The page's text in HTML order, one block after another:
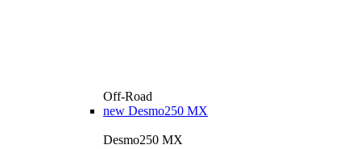
Off-Road
new Desmo250 MX
Desmo250 MX